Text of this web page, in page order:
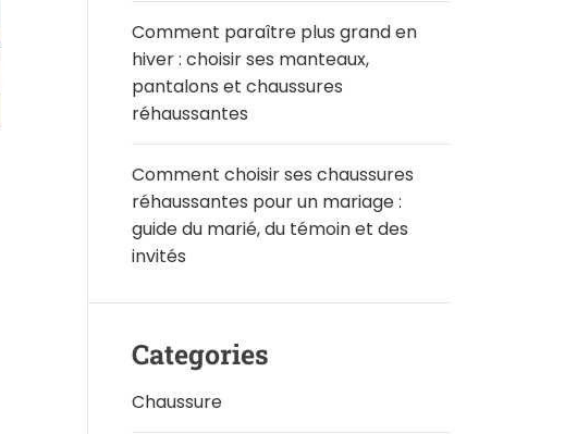
Comment paraître plus grand en
hiver : choisir ses manteaux,
pantalons et chaussures
réhaussantes
Comment choisir ses chaussures
réhaussantes pour un mariage :
guide du marié, du témoin et des
invités
Categories
Chaussure